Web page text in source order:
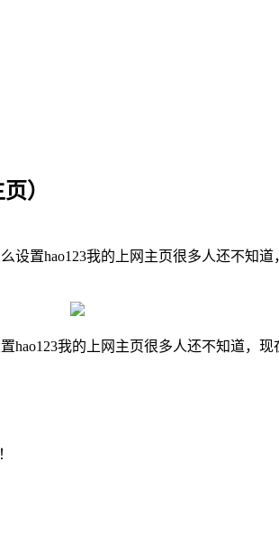
）
设置hao123我的上网主页很多人还不知
我的上网主页很多人还不知道，现